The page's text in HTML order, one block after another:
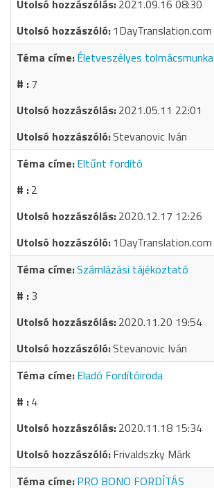
2021.09.16 08:30
1DayTranslation.com
Életveszélyes tolmácsmunka
7
2021.05.11 22:01
Stevanovic Iván
Eltűnt fordító
2
2020.12.17 12:26
1DayTranslation.com
Számlázási tájékoztató
3
2020.11.20 19:54
Stevanovic Iván
Eladó Fordítóiroda
4
2020.11.18 15:34
Frivaldszky Márk
PRO BONO FORDÍTÁS